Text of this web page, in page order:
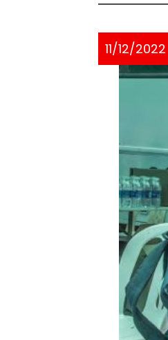
11/12/2022